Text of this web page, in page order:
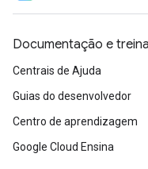
Documentação e
Centrais de Ajuda
Guias do desenvolvedor
Centro de aprendizagem
Google Cloud Ensina